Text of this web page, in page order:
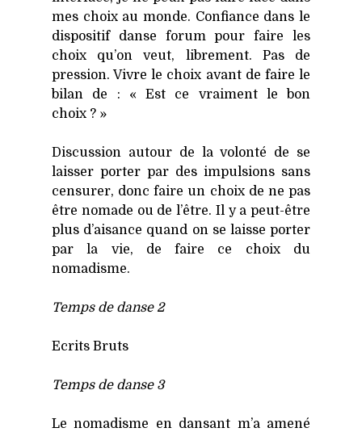
mes choix au monde. Confiance dans le
dis­po­si­tif danse forum pour faire les
choix qu’on veut, libre­ment. Pas de
pres­sion. Vivre le choix avant de faire le
bilan de : « Est ce vrai­ment le bon
choix ? »
Dis­cus­sion autour de la volon­té de se
lais­ser por­ter par des impul­sions sans
cen­su­rer, donc faire un choix de ne pas
être nomade ou de l’être. Il y a peut-être
plus d’aisance quand on se laisse por­ter
par la vie, de faire ce choix du
noma­disme.
Temps de danse 2
Ecrits Bruts
Temps de danse 3
Le noma­disme en dan­sant m’a ame­né